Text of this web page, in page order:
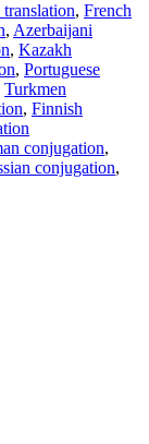
, French
, Azerbaijani
, Kazakh
, Portuguese
Turkmen
, Finnish
conjugation,
conjugation,